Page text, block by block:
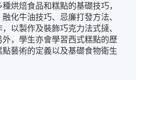
烘焙食品和糕點的基礎技巧，
化牛油技巧、忌廉打發方法、
以製作及裝飾巧克力法式撻、
，學生亦會學習西式糕點的歷
藝術的定義以及基礎食物衛生